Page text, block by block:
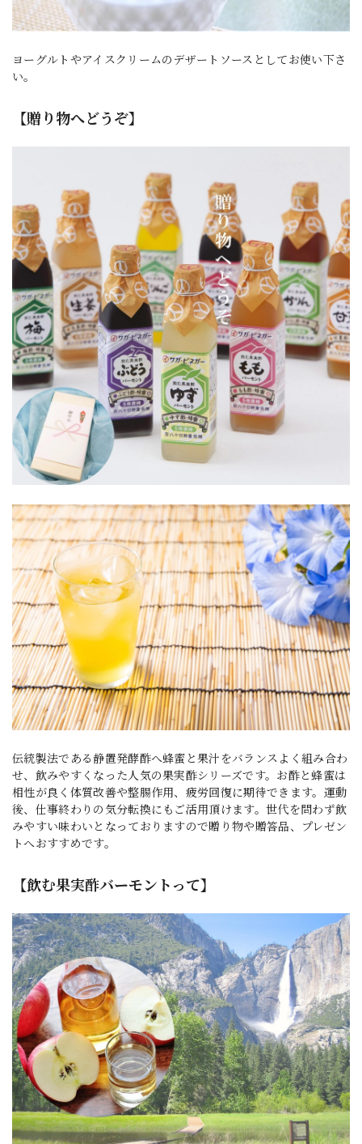
ヨーグルトやアイスクリームのデザートソースとしてお使い下さ
い。
【贈り物へどうぞ】
伝統製法である静置発酵酢へ蜂蜜と果汁をバランスよく組み合わ
せ、飲みやすくなった人気の果実酢シリーズです。お酢と蜂蜜は
相性が良く体質改善や整腸作用、疲労回復に期待できます。運動
後、仕事終わりの気分転換にもご活用頂けます。世代を問わず飲
みやすい味わいとなっておりますので贈り物や贈答品、プレゼン
トへおすすめです。
【飲む果実酢バーモントって】